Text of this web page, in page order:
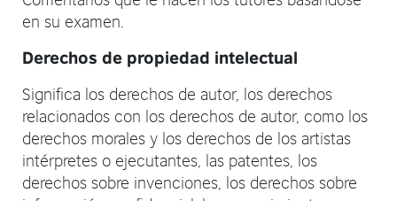
en su examen.
Derechos de propiedad intelectual
Significa los derechos de autor, los derechos
relacionados con los derechos de autor, como los
derechos morales y los derechos de los artistas
intérpretes o ejecutantes, las patentes, los
derechos sobre invenciones, los derechos sobre